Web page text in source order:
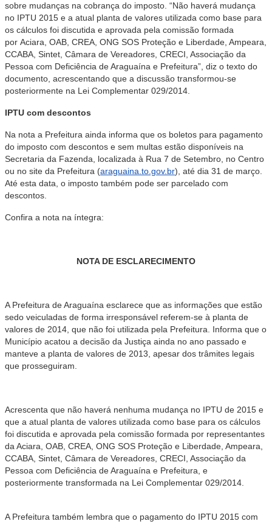
sobre mudanças na cobrança do imposto. “Não haverá mudança
no IPTU 2015 e a atual planta de valores utilizada como base para
os cálculos foi discutida e aprovada pela comissão formada
por Aciara, OAB, CREA, ONG SOS Proteção e Liberdade, Ampeara,
CCABA, Sintet, Câmara de Vereadores, CRECI, Associação da
Pessoa com Deficiência de Araguaína e Prefeitura”, diz o texto do
documento, acrescentando que a discussão transformou-se
posteriormente na Lei Complementar 029/2014.
IPTU com descontos
Na nota a Prefeitura ainda informa que os boletos para pagamento
do imposto com descontos e sem multas estão disponíveis na
Secretaria da Fazenda, localizada à Rua 7 de Setembro, no Centro
ou no site da Prefeitura (araguaina.to.gov.br), até dia 31 de março.
Até esta data, o imposto também pode ser parcelado com
descontos.
Confira a nota na íntegra:
NOTA DE ESCLARECIMENTO
A Prefeitura de Araguaína esclarece que as informações que estão
sedo veiculadas de forma irresponsável referem-se à planta de
valores de 2014, que não foi utilizada pela Prefeitura. Informa que o
Município acatou a decisão da Justiça ainda no ano passado e
manteve a planta de valores de 2013, apesar dos trâmites legais
que prosseguiram.
Acrescenta que não haverá nenhuma mudança no IPTU de 2015 e
que a atual planta de valores utilizada como base para os cálculos
foi discutida e aprovada pela comissão formada por representantes
da Aciara, OAB, CREA, ONG SOS Proteção e Liberdade, Ampeara,
CCABA, Sintet, Câmara de Vereadores, CRECI, Associação da
Pessoa com Deficiência de Araguaína e Prefeitura, e
posteriormente transformada na Lei Complementar 029/2014.
A Prefeitura também lembra que o pagamento do IPTU 2015 com